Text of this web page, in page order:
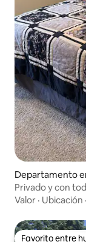
Departamento
Privado y con
en casa.
Valor · Ubicación ·
Favorito entre